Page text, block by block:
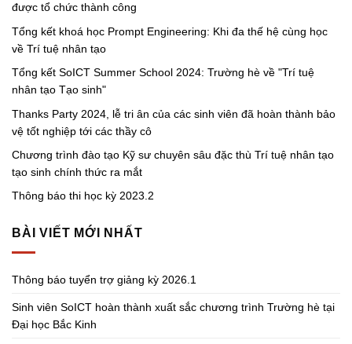
được tổ chức thành công
Tổng kết khoá học Prompt Engineering: Khi đa thế hệ cùng học
về Trí tuệ nhân tạo
Tổng kết SoICT Summer School 2024: Trường hè về "Trí tuệ
nhân tạo Tạo sinh"
Thanks Party 2024, lễ tri ân của các sinh viên đã hoàn thành bảo
vệ tốt nghiệp tới các thầy cô
Chương trình đào tạo Kỹ sư chuyên sâu đặc thù Trí tuệ nhân tạo
tạo sinh chính thức ra mắt
Thông báo thi học kỳ 2023.2
BÀI VIẾT MỚI NHẤT
Thông báo tuyển trợ giảng kỳ 2026.1
Sinh viên SoICT hoàn thành xuất sắc chương trình Trường hè tại
Đại học Bắc Kinh